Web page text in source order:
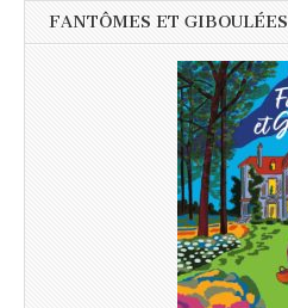
FANTÔMES ET GIBOULÉES